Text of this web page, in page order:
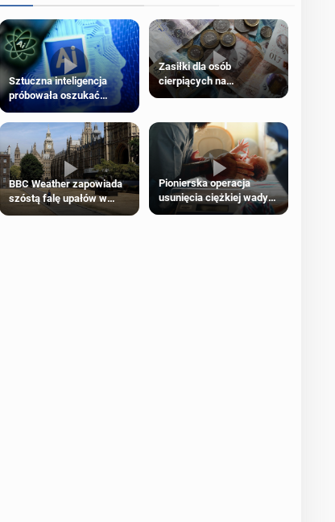
Sztuczna inteligencja
próbowała oszukać
człowieka
Zasiłki dla osób
cierpiących na
schorzenia psychiczne
BBC Weather zapowiada
szóstą falę upałów w
Londynie
Pionierska operacja
usunięcia ciężkiej wady
wrodzonej płodu w łonie